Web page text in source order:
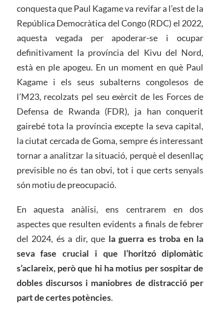
conquesta que Paul Kagame va revifar a l’est de la
República Democràtica del Congo (RDC) el 2022,
aquesta vegada per apoderar-se i ocupar
definitivament la província del Kivu del Nord,
està en ple apogeu. En un moment en què Paul
Kagame i els seus subalterns congolesos de
l’M23, recolzats pel seu exèrcit de les Forces de
Defensa de Rwanda (FDR), ja han conquerit
gairebé tota la província excepte la seva capital,
la ciutat cercada de Goma, sempre és interessant
tornar a analitzar la situació, perquè el desenllaç
previsible no és tan obvi, tot i que certs senyals
són motiu de preocupació.
En aquesta anàlisi, ens centrarem en dos
aspectes que resulten evidents a finals de febrer
del 2024, és a dir, que la guerra es troba en la
seva fase crucial i que l’horitzó diplomàtic
s’aclareix, però que hi ha motius per sospitar de
dobles discursos i maniobres de distracció per
part de certes potències.